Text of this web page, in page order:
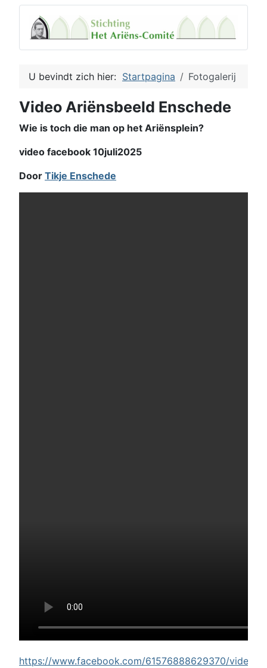
U bevindt zich hier: Startpagina Fotogalerij
Video Ariënsbeeld Enschede
Wie is toch die man op het Ariënsplein?
video facebook 10juli2025
Door Tikje Enschede
https://www.facebook.com/61576888629370/videos/